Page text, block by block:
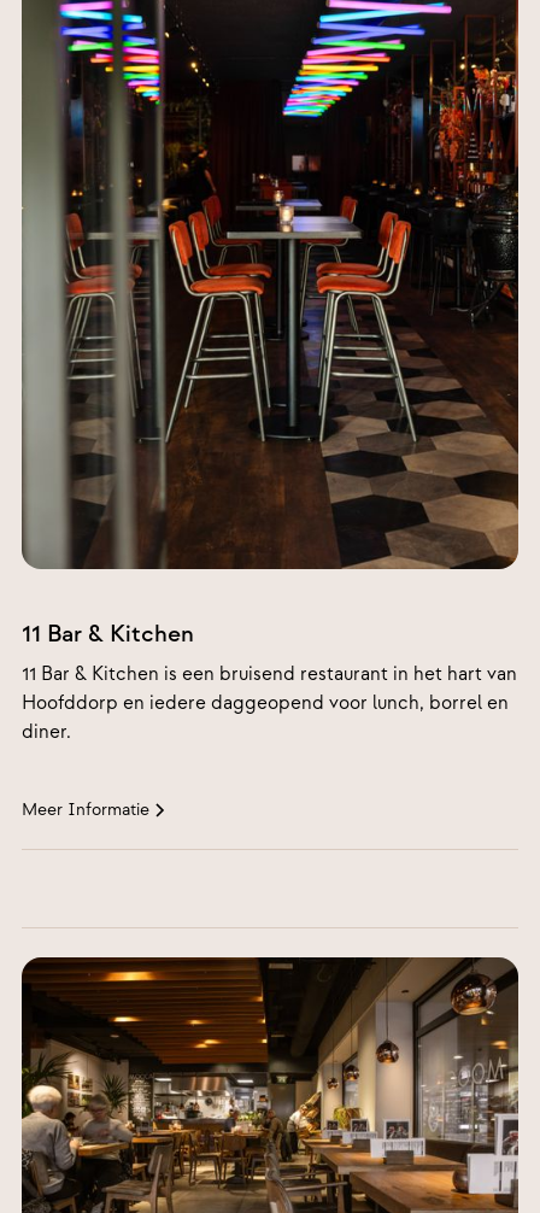
Hoofddorp
11 Bar & Kitchen
11 Bar & Kitchen is een bruisend restaurant in het hart van
Hoofddorp en iedere daggeopend voor lunch, borrel en
diner.
Meer Informatie